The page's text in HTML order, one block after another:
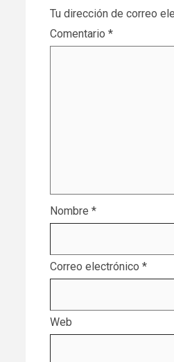
Tu dirección de correo
Comentario *
Nombre *
Correo electrónico *
Web